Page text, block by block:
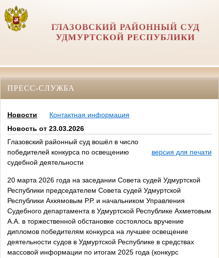
ГЛАЗОВСКИЙ РАЙОННЫЙ СУД
УДМУРТСКОЙ РЕСПУБЛИКИ
ПРЕСС-СЛУЖБА
Новости
Контактная информация
Новость от 23.03.2026
Глазовский районный суд вошёл в число
победителей конкурса по освещению
судебной деятельности
версия для печати
20 марта 2026 года на заседании Совета судей Удмуртской
Республики председателем Совета судей Удмуртской
Республики Ахкямовым Р.Р. и начальником Управления
Судебного департамента в Удмуртской Республике Ахметовым
А.А. в торжественной обстановке состоялось вручение
дипломов победителям конкурса на лучшее освещение
деятельности судов в Удмуртской Республике в средствах
массовой информации по итогам 2025 года (конкурс